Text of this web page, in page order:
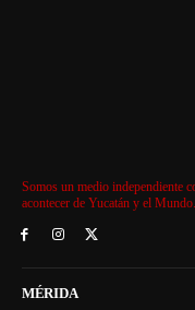
Somos un medio independiente
acontecer de Yucatán y el Mundo.
MÉRIDA